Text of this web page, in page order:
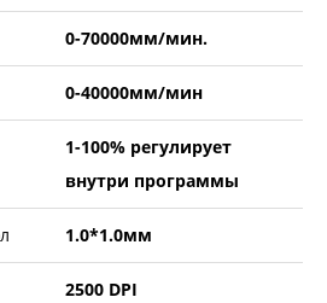
0-70000мм/мин.
0-40000мм/мин
1-100% регулирует
внутри программы
1.0*1.0мм
2500 DPI